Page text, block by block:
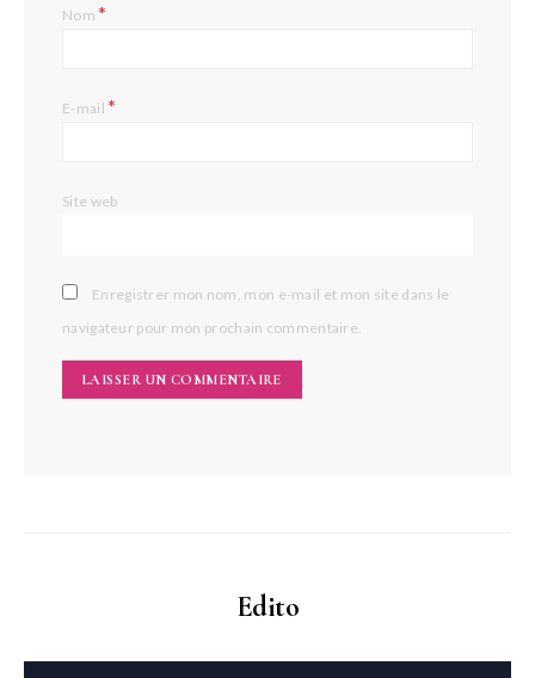
Nom*
E-mail*
Site web
Enregistrer mon nom, mon e-mail et mon site dans le
navigateur pour mon prochain commentaire.
Edito